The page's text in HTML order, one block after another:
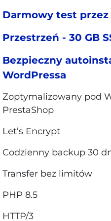
Darmowy test przez
Przestrzeń - 30 GB
Bezpieczny
WordPressa
Zoptymalizowany pod
PrestaShop
Let’s Encrypt
Codzienny backup 30
Transfer bez limitów
PHP 8.5
HTTP/3